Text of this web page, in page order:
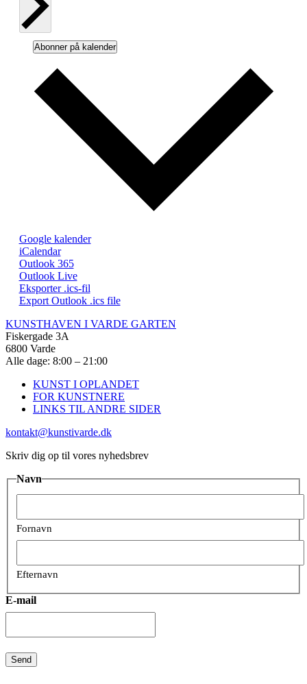
Abonner på kalender
Google kalender
iCalendar
Outlook 365
Outlook Live
Eksporter .ics-fil
Export Outlook .ics file
KUNSTHAVEN I VARDE GARTEN
Fiskergade 3A
6800 Varde
Alle dage: 8:00 – 21:00
KUNST I OPLANDET
FOR KUNSTNERE
LINKS TIL ANDRE SIDER
kontakt@kunstivarde.dk
Skriv dig op til vores nyhedsbrev
Navn
Fornavn
Efternavn
E-mail